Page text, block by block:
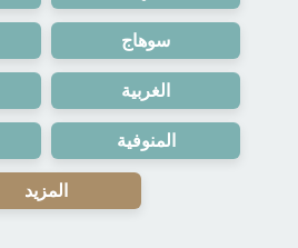
سوهاج
الغربية
المنوفية
المزيد